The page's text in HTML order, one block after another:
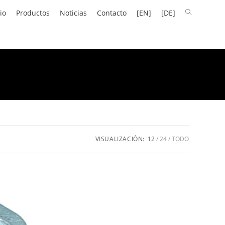
Productos Noticias Contacto [EN] [DE]
VISUALIZACIÓN: 12 24 TODO